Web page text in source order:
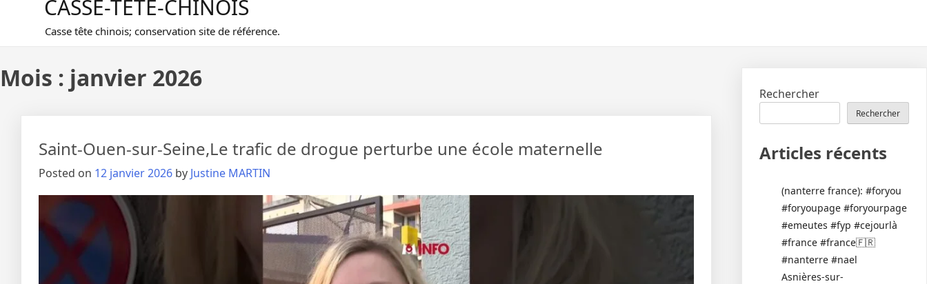
CASSE-TETE-CHINOIS
Casse tête chinois; conservation site de référence.
Mois : janvier 2026
Saint-Ouen-sur-Seine,Le trafic de drogue perturbe une école maternelle
Posted on 12 janvier 2026 by Justine MARTIN
Rechercher
Rechercher
Articles récents
(nanterre france): #foryou
#foryoupage #foryourpage
#emeutes #fyp #cejourlà
#france #france🇫🇷
#nanterre #nael
Asnières-sur-